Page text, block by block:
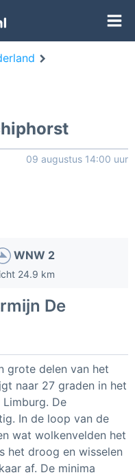
09 augustus 14:00 uur
WNW 2
24.9 km
De
grote delen van het
naar 27 graden in het
De
In de loop van de
wat wolkenvelden het
het droog en wisselen
af. De minima